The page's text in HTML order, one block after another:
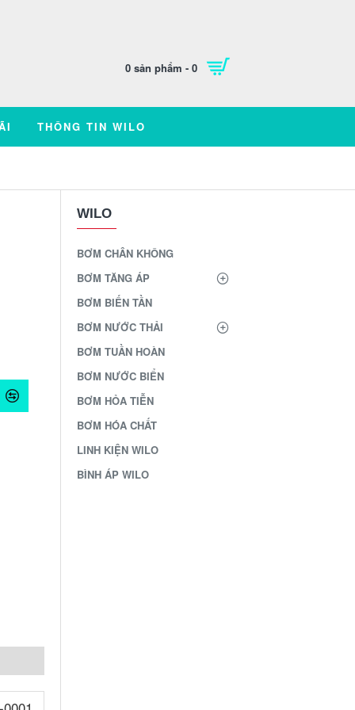
0 sản phẩm - 0
THÔNG TIN WILO
WILO
BƠM CHÂN KHÔNG
BƠM TĂNG ÁP
BƠM BIẾN TẦN
BƠM NƯỚC THẢI
BƠM TUẦN HOÀN
BƠM NƯỚC BIỂN
BƠM HỎA TIỄN
BƠM HÓA CHẤT
LINH KIỆN WILO
BÌNH ÁP WILO